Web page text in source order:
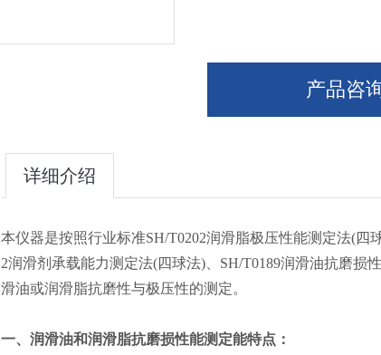
产品咨
详细介绍
本仪器是按照行业标准SH/T0202润滑脂极压性能测定法(四
2润滑剂承载能力测定法(四球法)、SH/T0189润滑油抗磨
滑油或润滑脂抗磨性与极压性的测定。
一、 润滑油和润滑脂抗磨损性能测定能特点：